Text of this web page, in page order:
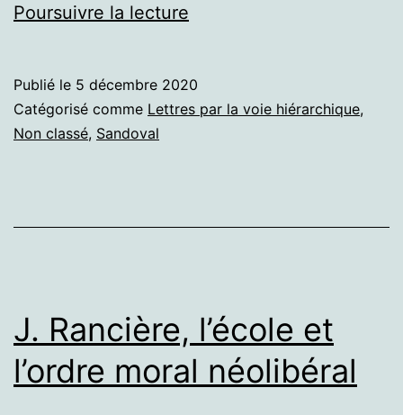
Poursuivre la lecture
Publié le 5 décembre 2020
Catégorisé comme Lettres par la voie hiérarchique,
Non classé, Sandoval
J. Rancière, l’école et
l’ordre moral néolibéral